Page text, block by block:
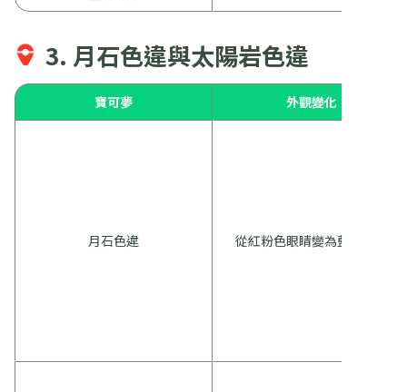
3. 月石色違與太陽岩色違
寶可夢 外觀變化
月石色違 從紅粉色眼睛變為藍色眼睛